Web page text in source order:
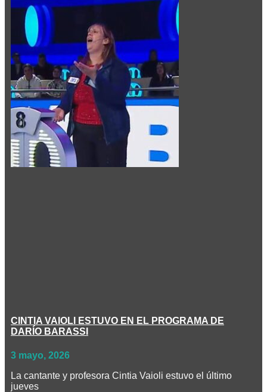
CINTIA VAIOLI ESTUVO EN EL PROGRAMA DE
DARÍO BARASSI
3 mayo, 2026
La cantante y profesora Cintia Vaioli estuvo el último
jueves